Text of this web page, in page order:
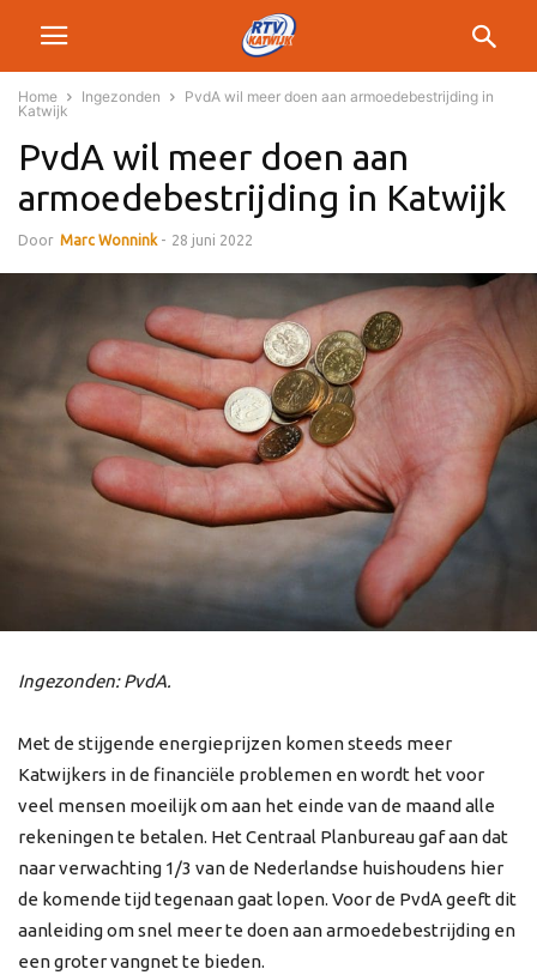
Home Ingezonden
PvdA wil meer doen aan armoedebestrijding in
Katwijk
PvdA wil meer doen aan
armoedebestrijding in Katwijk
Door Marc Wonnink - 28 juni 2022
Ingezonden: PvdA.
Met de stijgende energieprijzen komen steeds meer
Katwijkers in de financiële problemen en wordt het voor
veel mensen moeilijk om aan het einde van de maand alle
rekeningen te betalen. Het Centraal Planbureau gaf aan dat
naar verwachting 1/3 van de Nederlandse huishoudens hier
de komende tijd tegenaan gaat lopen. Voor de PvdA geeft dit
aanleiding om snel meer te doen aan armoedebestrijding en
een groter vangnet te bieden.